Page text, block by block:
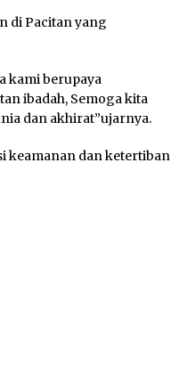
di Pacitan yang
kami berupaya
ibadah, Semoga kita
dan akhirat”ujarnya.
keamanan dan ketertiban